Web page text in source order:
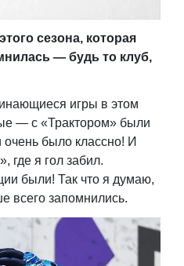
сезона, которая
— будь то клуб,
игры в этом
— с «Трактором» были
очень было классно! И
где я гол забил.
были! Так что я думаю,
всего запомнились.